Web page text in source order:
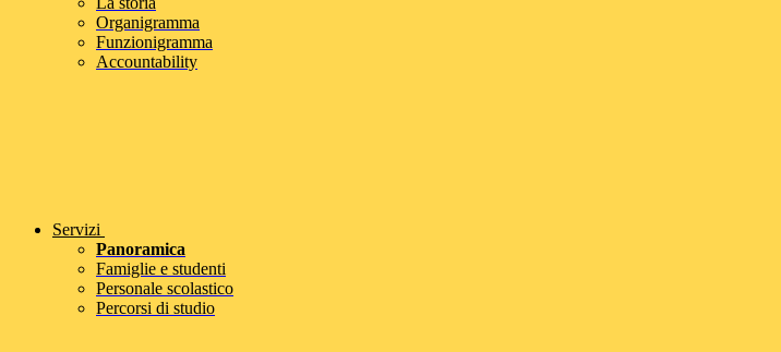
Organigramma
Funzionigramma
Accountability
Servizi
Panoramica
Famiglie e studenti
Personale scolastico
Percorsi di studio